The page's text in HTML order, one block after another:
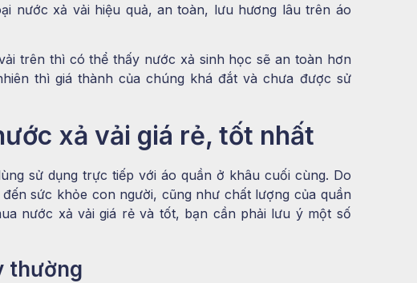
nước xả vải hiệu quả, an toàn, lưu hương lâu trên áo
trên thì có thể thấy nước xả sinh học sẽ an toàn hơn
thì giá thành của chúng khá đắt và chưa được sử
xả vải giá rẻ, tốt nhất
sử dụng trực tiếp với áo quần ở khâu cuối cùng. Do
sức khỏe con người, cũng như chất lượng của quần
nước xả vải giá rẻ và tốt, bạn cần phải lưu ý một số
thường